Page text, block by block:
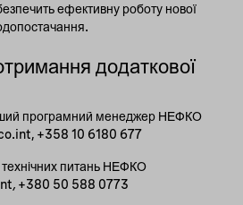
ефективну роботу нової
додаткової
програмний менеджер НЕФКО
+358 10 6180 677
технічних питань НЕФКО
, +380 50 588 0773